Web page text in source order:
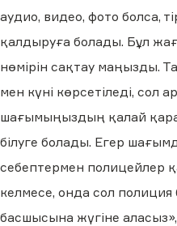
аудио, видео, фото болса,
қалдыруға болады. Бұл
нөмірін сақтау маңызды.
мен күні көрсетіледі, сол
шағымыңыздың қалай
білуге болады. Егер
себептермен полицейлер
келмесе, онда сол полиция
басшысына жүгіне